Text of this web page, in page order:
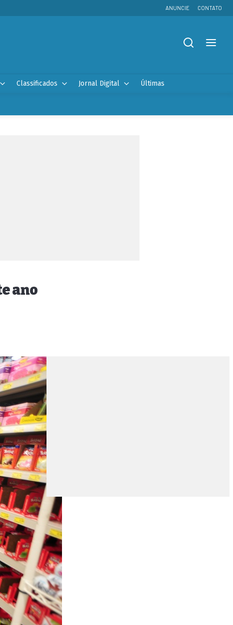
ANUNCIE CONTATO
Classificados Jornal Digital Últimas
ano